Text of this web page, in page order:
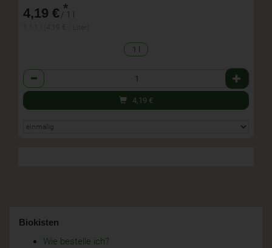
4,19 € *
/ 1 l
1 l
Anzahl
4,19 €
Biokisten
Wie bestelle ich?